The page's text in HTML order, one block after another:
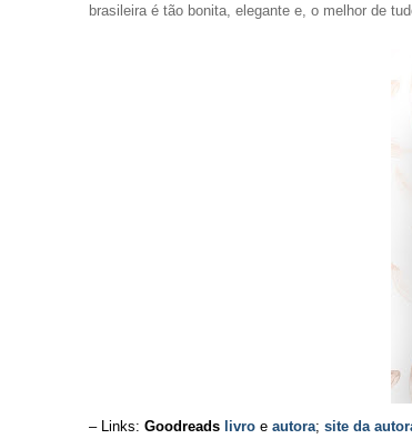
brasileira é tão bonita, elegante e, o melhor de
– Links: Goodreads livro e autora; site da